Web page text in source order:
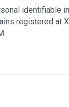
identifiable
registered at